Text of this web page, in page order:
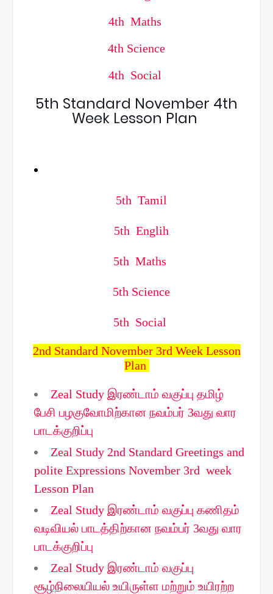
4th Maths
4th Science
4th Social
5th Standard November 4th
Week Lesson Plan
5th Tamil
5th Englih
5th Maths
5th Science
5th Social
2nd Standard November 3rd Week Lesson
Plan
Zeal Study இரண்டாம் வகுப்பு தமிழ்
பேசி பழகுவோமிற்கான நவம்பர் 3வது வார
பாடக்குறிப்பு
Zeal Study 2nd Standard Greetings and
polite Expressions November 3rd week
Lesson Plan
Zeal Study இரண்டாம் வகுப்பு கணிதம்
வடிவியல் பாடத்திற்கான நவம்பர் 3வது வார
பாடக்குறிப்பு
Zeal Study இரண்டாம் வகுப்பு
சூழ்நிலையியல் உயிருள்ள மற்றும் உயிரற்ற